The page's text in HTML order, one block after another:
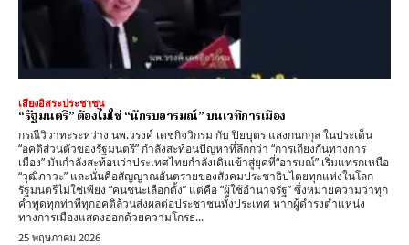
เสียงอิสระประชาชน
“รัฐมนตรี” ต้องไม่ใช่ “นักรบอารมณ์” บนเวทีการเมือง
กรณีวิวาทะระหว่าง นพ.วรงค์ เดชกิจวิกรม กับ ปิยบุตร แสงกนกกุล ในประเด็น
“อคติส่วนตัวของรัฐมนตรี” กำลังสะท้อนปัญหาที่ลึกกว่า “การเถียงกันทางการ
เมือง” มันกำลังสะท้อนว่าประเทศไทยกำลังเดินเข้าสู่ยุคที่“อารมณ์” เริ่มแทรกเหนือ
“วุฒิภาวะ” และนั่นคือสัญญาณอันตรายของสังคมประชาธิปไตยทุกแห่งในโลก
รัฐมนตรีไม่ใช่เพียง “คนชนะเลือกตั้ง” แต่คือ “ผู้ใช้อำนาจรัฐ” ซึ่งหมายความว่าทุก
คำพูดทุกท่าทีทุกอคติล้วนส่งผลต่อประชาชนทั้งประเทศ หากผู้ดำรงตำแหน่ง
ทางการเมืองแสดงออกด้วยความโกรธ...
25 พฤษภาคม 2026